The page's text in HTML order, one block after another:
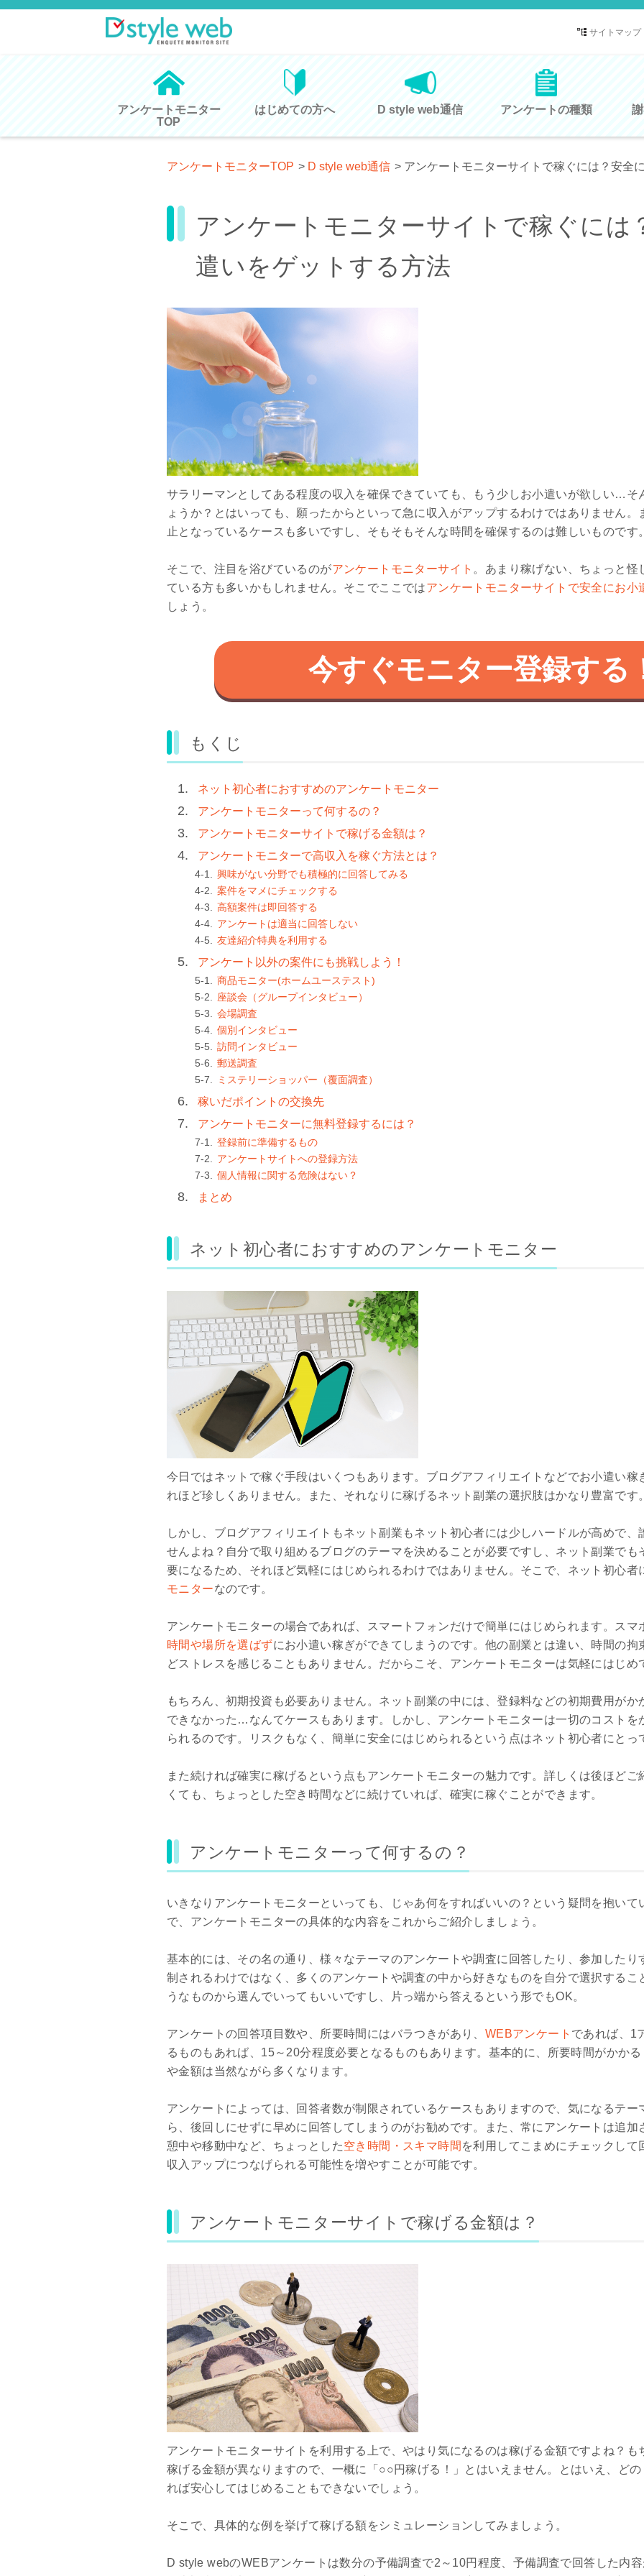
サイトマップ
アンケートモニター
TOP
はじめての方へ D style web通信 アンケートの種類
アンケートモニターTOP > D style web通信 > アンケートモニターサイトで稼ぐには？安全
アンケートモニターサイトで稼ぐには
遣いをゲットする方法
サラリーマンとしてある程度の収入を確保できていても、もう少しお小遣いが欲しい…そ
ょうか？とはいっても、願ったからといって急に収入がアップするわけではありません
止となっているケースも多いですし、そもそもそんな時間を確保するのは難しいものです
そこで、注目を浴びているのがアンケートモニターサイト 。あまり稼げない、ちょっと
ている方も多いかもしれません。そこでここではアンケートモニターサイトで安全にお小
しょう。
今すぐモニター登録する
もくじ
ネット初心者におすすめのアンケートモニター
アンケートモニターって何するの？
アンケートモニターサイトで稼げる金額は？
アンケートモニターで高収入を稼ぐ方法とは？
興味がない分野でも積極的に回答してみる
案件をマメにチェックする
高額案件は即回答する
アンケートは適当に回答しない
友達紹介特典を利用する
アンケート以外の案件にも挑戦しよう！
商品モニター(ホームユーステスト)
座談会（グループインタビュー）
会場調査
個別インタビュー
訪問インタビュー
郵送調査
ミステリーショッパー（覆面調査）
稼いだポイントの交換先
アンケートモニターに無料登録するには？
登録前に準備するもの
アンケートサイトへの登録方法
個人情報に関する危険はない？
まとめ
ネット初心者におすすめのアンケートモニター
今日ではネットで稼ぐ手段はいくつもあります。ブログアフィリエイトなどでお小遣い
れほど珍しくありません。また、それなりに稼げるネット副業の選択肢はかなり豊富です
しかし、ブログアフィリエイトもネット副業もネット初心者には少しハードルが高めで
せんよね？自分で取り組めるブログのテーマを決めることが必要ですし、ネット副業でも
要になるため、それほど気軽にはじめられるわけではありません。そこで、ネット初心者
モニターなのです。
アンケートモニターの場合であれば、スマートフォンだけで簡単にはじめられます。スマ
時間や場所を選ばずにお小遣い稼ぎができてしまうのです。他の副業とは違い、時間の
どストレスを感じることもありません。だからこそ、アンケートモニターは気軽にはじめ
もちろん、初期投資も必要ありません。ネット副業の中には、登録料などの初期費用が
できなかった…なんてケースもあります。しかし、アンケートモニターは一切のコストを
られるのです。リスクもなく、簡単に安全にはじめられるという点はネット初心者にと
また続ければ確実に稼げるという点もアンケートモニターの魅力です。詳しくは後ほど
くても、ちょっとした空き時間などに続けていれば、確実に稼ぐことができます。
アンケートモニターって何するの？
いきなりアンケートモニターといっても、じゃあ何をすればいいの？という疑問を抱いて
で、アンケートモニターの具体的な内容をこれからご紹介しましょう。
基本的には、その名の通り、様々なテーマのアンケートや調査に回答したり、参加したり
制されるわけではなく、多くのアンケートや調査の中から好きなものを自分で選択するこ
うなものから選んでいってもいいですし、片っ端から答えるという形でもOK。
アンケートの回答項目数や、所要時間にはバラつきがあり、 WEBアンケート であれば、1
るものもあれば、15～20分程度必要となるものもあります。基本的に、所要時間がかか
や金額は当然ながら多くなります。
アンケートによっては、回答者数が制限されているケースもありますので、気になるテー
ら、後回しにせずに早めに回答してしまうのがお勧めです。また、常にアンケートは追
憩中や移動中など、ちょっとした空き時間・スキマ時間 を利用してこまめにチェックし
収入アップにつなげられる可能性を増やすことが可能です。
アンケートモニターサイトで稼げる金額は？
アンケートモニターサイトを利用する上で、やはり気になるのは稼げる金額ですよね？も
稼げる金額が異なりますので、一概に「○○円稼げる！」とはいえません。とはいえ、ど
れば安心してはじめることもできないでしょう。
そこで、具体的な例を挙げて稼げる額をシミュレーションしてみましょう。
D style webのWEBアンケートは数分の予備調査で2～10円程度、予備調査で回答した内